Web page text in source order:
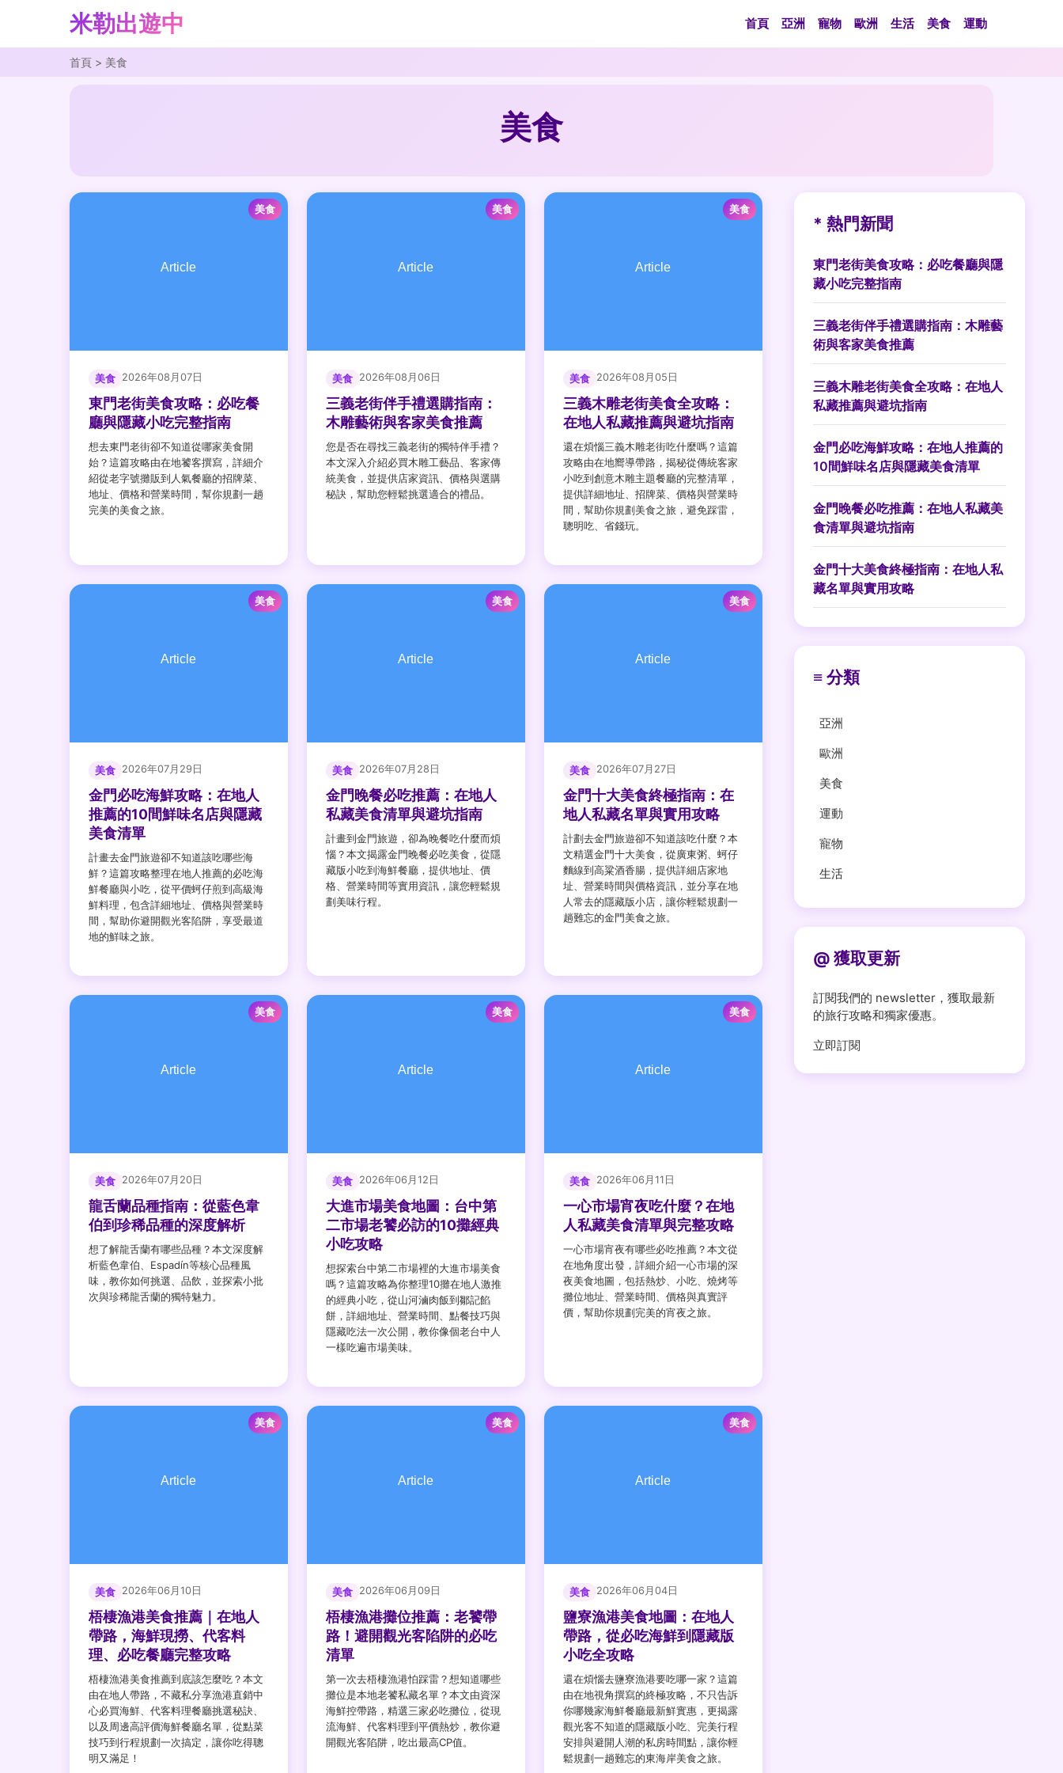
米勒出遊中 首頁 亞洲 寵物 歐洲 生活 美食 運動
首頁 > 美食
美食
美食
美食 2026年08月07日
東門老街美食攻略：必吃餐
廳與隱藏小吃完整指南
想去東門老街卻不知道從哪家美食開
始？這篇攻略由在地饕客撰寫，詳細介
紹從老字號攤販到人氣餐廳的招牌菜、
地址、價格和營業時間，幫你規劃一趟
完美的美食之旅。
美食
美食 2026年08月06日
三義老街伴手禮選購指南：
木雕藝術與客家美食推薦
您是否在尋找三義老街的獨特伴手禮？
本文深入介紹必買木雕工藝品、客家傳
統美食，並提供店家資訊、價格與選購
秘訣，幫助您輕鬆挑選適合的禮品。
美食
美食 2026年08月05日
三義木雕老街美食全攻略：
在地人私藏推薦與避坑指南
還在煩惱三義木雕老街吃什麼嗎？這篇
攻略由在地嚮導帶路，揭秘從傳統客家
小吃到創意木雕主題餐廳的完整清單，
提供詳細地址、招牌菜、價格與營業時
間，幫助你規劃美食之旅，避免踩雷，
聰明吃、省錢玩。
美食
美食 2026年07月29日
金門必吃海鮮攻略：在地人
推薦的10間鮮味名店與隱藏
美食清單
計畫去金門旅遊卻不知道該吃哪些海
鮮？這篇攻略整理在地人推薦的必吃海
鮮餐廳與小吃，從平價蚵仔煎到高級海
鮮料理，包含詳細地址、價格與營業時
間，幫助你避開觀光客陷阱，享受最道
地的鮮味之旅。
美食
美食 2026年07月28日
金門晚餐必吃推薦：在地人
私藏美食清單與避坑指南
計畫到金門旅遊，卻為晚餐吃什麼而煩
惱？本文揭露金門晚餐必吃美食，從隱
藏版小吃到海鮮餐廳，提供地址、價
格、營業時間等實用資訊，讓您輕鬆規
劃美味行程。
美食
美食 2026年07月27日
金門十大美食終極指南：在
地人私藏名單與實用攻略
計劃去金門旅遊卻不知道該吃什麼？本
文精選金門十大美食，從廣東粥、蚵仔
麵線到高粱酒香腸，提供詳細店家地
址、營業時間與價格資訊，並分享在地
人常去的隱藏版小店，讓你輕鬆規劃一
趟難忘的金門美食之旅。
美食
美食 2026年07月20日
龍舌蘭品種指南：從藍色韋
伯到珍稀品種的深度解析
想了解龍舌蘭有哪些品種？本文深度解
析藍色韋伯、Espadín等核心品種風
味，教你如何挑選、品飲，並探索小批
次與珍稀龍舌蘭的獨特魅力。
美食
美食 2026年06月12日
大進市場美食地圖：台中第
二市場老饕必訪的10攤經典
小吃攻略
想探索台中第二市場裡的大進市場美食
嗎？這篇攻略為你整理10攤在地人激推
的經典小吃，從山河滷肉飯到鄒記餡
餅，詳細地址、營業時間、點餐技巧與
隱藏吃法一次公開，教你像個老台中人
一樣吃遍市場美味。
美食
美食 2026年06月11日
一心市場宵夜吃什麼？在地
人私藏美食清單與完整攻略
一心市場宵夜有哪些必吃推薦？本文從
在地角度出發，詳細介紹一心市場的深
夜美食地圖，包括熱炒、小吃、燒烤等
攤位地址、營業時間、價格與真實評
價，幫助你規劃完美的宵夜之旅。
美食
美食 2026年06月10日
梧棲漁港美食推薦｜在地人
帶路，海鮮現撈、代客料
理、必吃餐廳完整攻略
梧棲漁港美食推薦到底該怎麼吃？本文
由在地人帶路，不藏私分享漁港直銷中
心必買海鮮、代客料理餐廳挑選秘訣、
以及周邊高評價海鮮餐廳名單，從點菜
技巧到行程規劃一次搞定，讓你吃得聰
明又滿足！
美食
美食 2026年06月09日
梧棲漁港攤位推薦：老饕帶
路！避開觀光客陷阱的必吃
清單
第一次去梧棲漁港怕踩雷？想知道哪些
攤位是本地老饕私藏名單？本文由資深
海鮮控帶路，精選三家必吃攤位，從現
流海鮮、代客料理到平價熱炒，教你避
開觀光客陷阱，吃出最高CP值。
美食
美食 2026年06月04日
鹽寮漁港美食地圖：在地人
帶路，從必吃海鮮到隱藏版
小吃全攻略
還在煩惱去鹽寮漁港要吃哪一家？這篇
由在地視角撰寫的終極攻略，不只告訴
你哪幾家海鮮餐廳最新鮮實惠，更揭露
觀光客不知道的隱藏版小吃、完美行程
安排與避開人潮的私房時間點，讓你輕
鬆規劃一趟難忘的東海岸美食之旅。
* 熱門新聞
東門老街美食攻略：必吃餐廳與隱
藏小吃完整指南
三義老街伴手禮選購指南：木雕藝
術與客家美食推薦
三義木雕老街美食全攻略：在地人
私藏推薦與避坑指南
金門必吃海鮮攻略：在地人推薦的
10間鮮味名店與隱藏美食清單
金門晚餐必吃推薦：在地人私藏美
食清單與避坑指南
金門十大美食終極指南：在地人私
藏名單與實用攻略
≡ 分類
亞洲
歐洲
美食
運動
寵物
生活
@ 獲取更新
訂閱我們的 newsletter，獲取最新
的旅行攻略和獨家優惠。
立即訂閱